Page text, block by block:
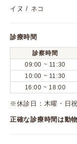
イヌ / ネコ
診療時間
診察時間
09:00 ~ 11:30
10:00 ~ 11:30
16:00 ~ 18:00
※休診日：木曜・日
正確な診療時間は動